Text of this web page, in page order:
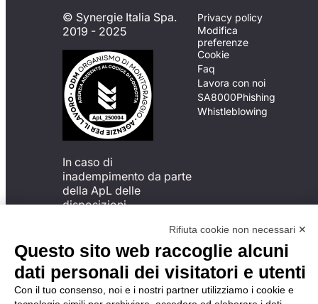
© Synergie Italia Spa.
2019 - 2025
In caso di
inadempimento da parte
della ApL delle
disposizioni
possibile presentare un
reclamo
all’Organismo di
Monitoraggio utilizzando
una delle modalità
Privacy policy
Modifica
preferenze
Cookie
Faq
Lavora con noi
SA8000Phishing
Whistleblowing
Rifiuta cookie non necessari ✕
Questo sito web raccoglie alcuni
dati personali dei visitatori e utenti
Con il tuo consenso, noi e i nostri partner utilizziamo i cookie e